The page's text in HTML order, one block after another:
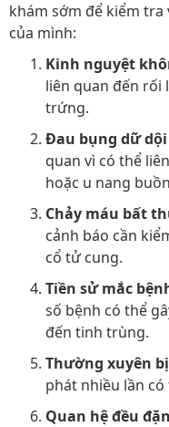
khám sớm để kiểm tra
của mình:
Kinh nguyệt
liên quan đến rối
trứng.
Đau bụng dữ
quan vì có thể
hoặc u nang
Chảy máu bất
cảnh báo cần
cổ tử cung.
Tiền sử mắc
số bệnh có thể
đến tinh trùng.
Thường xuyên
phát nhiều lần
Quan hệ đều